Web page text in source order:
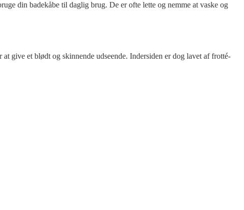
din badekåbe til daglig brug. De er ofte lette og nemme at vaske og
give et blødt og skinnende udseende. Indersiden er dog lavet af frotté-